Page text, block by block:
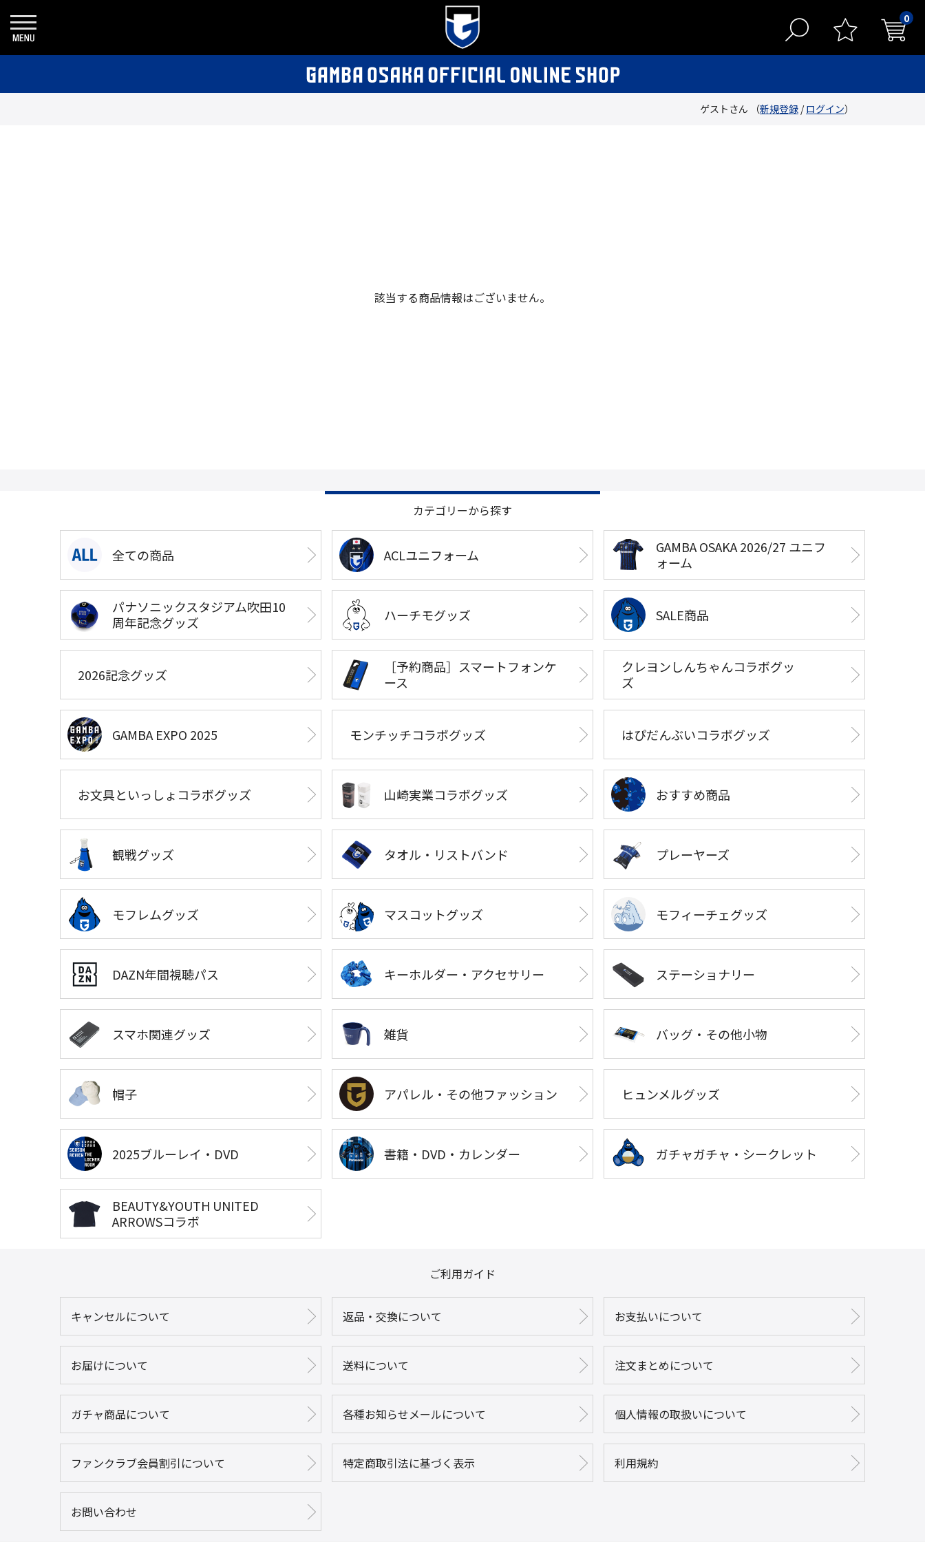
0
ゲストさん （新規登録 /ログイン）
該当する商品情報はございません。
カテゴリーから探す
全ての商品 ACLユニフォーム
GAMBA OSAKA 2026/27 ユニフ
ォーム
パナソニックスタジアム吹田10
周年記念グッズ
ハーチモグッズ SALE商品
2026記念グッズ
［予約商品］スマートフォンケ
ース
クレヨンしんちゃんコラボグッ
ズ
GAMBA EXPO 2025 モンチッチコラボグッズ はぴだんぶいコラボグッズ
お文具といっしょコラボグッズ 山崎実業コラボグッズ おすすめ商品
観戦グッズ タオル・リストバンド プレーヤーズ
モフレムグッズ マスコットグッズ モフィーチェグッズ
DAZN年間視聴パス キーホルダー・アクセサリー ステーショナリー
スマホ関連グッズ 雑貨 バッグ・その他小物
帽子 アパレル・その他ファッション ヒュンメルグッズ
2025ブルーレイ・DVD 書籍・DVD・カレンダー ガチャガチャ・シークレット
BEAUTY&YOUTH UNITED
ARROWSコラボ
ご利用ガイド
キャンセルについて 返品・交換について お支払いについて
お届けについて 送料について 注文まとめについて
ガチャ商品について 各種お知らせメールについて 個人情報の取扱いについて
ファンクラブ会員割引について 特定商取引法に基づく表示 利用規約
お問い合わせ